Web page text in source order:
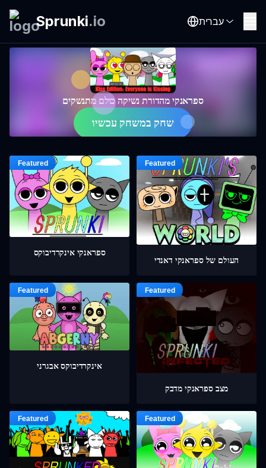
Sprunki.io עברית
ספראנקי מהדורת נשיקה כולם מתנשקים
שחק במשחק עכשיו
ספראנקי אינקרדיבוקס
העולם של ספראנקי דאנדי
אינקרדיבוקס אבגרני
מצב ספראנקי מדבק